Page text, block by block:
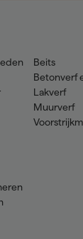
Beits
Betonverf
Lakverf
Muurverf